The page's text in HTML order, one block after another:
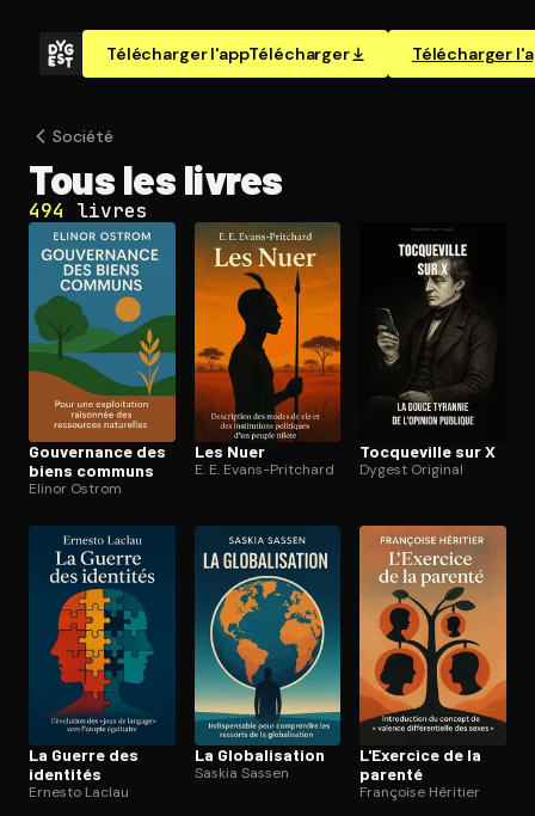
Télécharger l'appTélécharger Télécharger
Ouvre l'app Appareil photo, pointe sur le code. C'est gratuit à
Société
Tous les livres
494 livres
Gouvernance des
biens communs
Elinor Ostrom
Les Nuer
E. E. Evans-Pritchard
Tocqueville sur X
Dygest Original
La Guerre des
identités
Ernesto Laclau
La Glo­ba­li­sa­tion
Saskia Sassen
L'Exercice de la
parenté
Françoise Héritier